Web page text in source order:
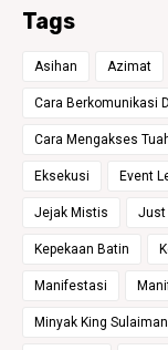
Tags
Asihan Azimat
Cara Berkomunikasi
Cara Mengakses
Eksekusi Event
Jejak Mistis Just
Kepekaan Batin
Manifestasi
Minyak King Sulaiman